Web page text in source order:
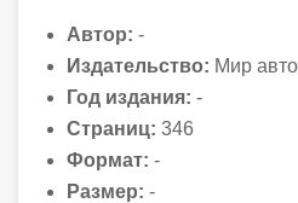
Автор: -
Издательство: Мир
Год издания: -
Страниц: 346
Формат: -
Размер: -